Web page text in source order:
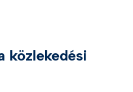
közlekedési